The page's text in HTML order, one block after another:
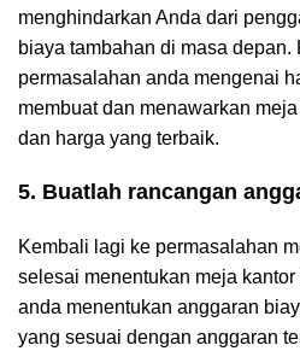
menghindarkan Anda dari
biaya tambahan di masa depan.
permasalahan anda mengenai
membuat dan menawarkan
dan harga yang terbaik.
5. Buatlah rancangan
Kembali lagi ke permasalahan
selesai menentukan meja
anda menentukan anggaran
yang sesuai dengan anggaran